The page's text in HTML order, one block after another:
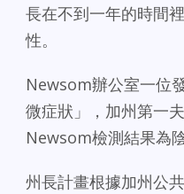
長在不到一年的時間
性。
Newsom辦公室一位
微症狀」，加州第一
Newsom檢測結果為陰
州長計畫根據加州公